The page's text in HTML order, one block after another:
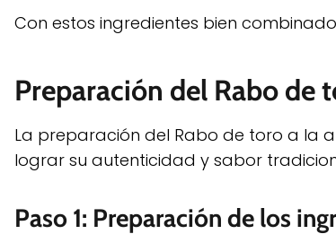
Con estos ingredientes bien
Preparación del Rabo de
La preparación del Rabo de toro a la
lograr su autenticidad y sabor
Paso 1: Preparación de los